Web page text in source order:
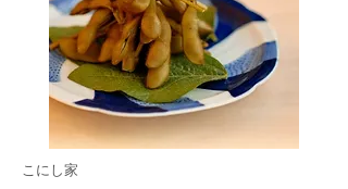
​こにし家